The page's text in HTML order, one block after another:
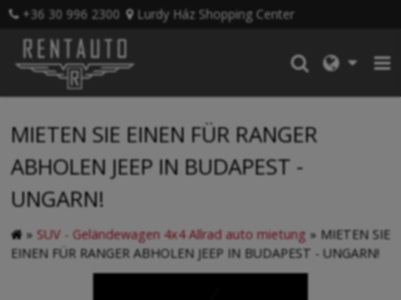
+36 30 996 2300 Lurdy Ház Shopping Center
MIETEN SIE EINEN FÜR RANGER
ABHOLEN JEEP IN BUDAPEST -
UNGARN!
» SUV - Geländewagen 4x4 Allrad auto mietung » MIETEN SIE
EINEN FÜR RANGER ABHOLEN JEEP IN BUDAPEST - UNGARN!